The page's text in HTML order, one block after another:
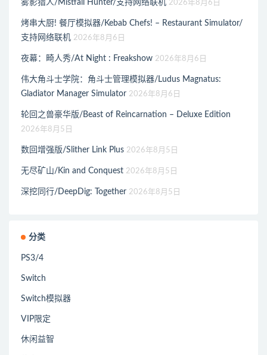
雾影猎人/Mistfall Hunter/支持网络联机 2026年8月6日
烤串大厨! 餐厅模拟器/Kebab Chefs! – Restaurant Simulator/
支持网络联机 2026年8月6日
夜幕：畸人秀/At Night : Freakshow 2026年8月6日
伟大角斗士学院：角斗士管理模拟器/Ludus Magnatus:
Gladiator Manager Simulator 2026年8月6日
轮回之兽豪华版/Beast of Reincarnation – Deluxe Edition
2026年8月5日
数回增强版/Slither Link Plus 2026年8月5日
无尽矿山/Kin and Conquest 2026年8月5日
深挖同行/DeepDig: Together 2026年8月5日
分类
PS3/4
Switch
Switch模拟器
VIP限定
休闲益智